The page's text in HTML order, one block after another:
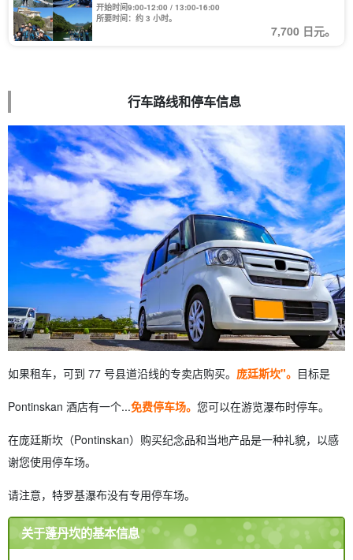
开始时间9:00-12:00 / 13:00-16:00
所要时间：约 3 小时。
7,700 日元。
行车路线和停车信息
如果租车，可到 77 号县道沿线的专卖店购买。 庞廷斯坎"。 目标是
Pontinskan 酒店有一个...免费停车场。 您可以在游览瀑布时停车。
在庞廷斯坎（Pontinskan）购买纪念品和当地产品是一种礼貌，以感
谢您使用停车场。
请注意，特罗基瀑布没有专用停车场。
关于蓬丹坎的基本信息